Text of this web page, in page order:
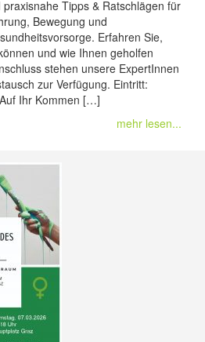
Tipps & Ratschlägen für
Bewegung und
Erfahren Sie,
und wie Ihnen geholfen
stehen unsere ExpertInnen
zur Verfügung. Eintritt:
Ihr Kommen […]
mehr lesen...